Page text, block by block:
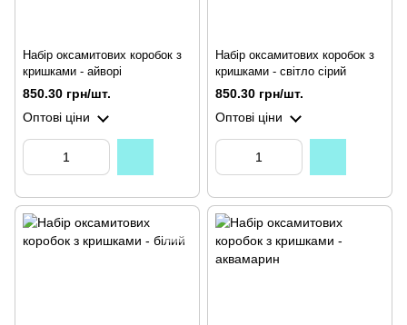
Набір оксамитових коробок з
кришками - айворі
850.30 грн/шт.
Оптові ціни
Набір оксамитових коробок з
кришками - світло сірий
850.30 грн/шт.
Оптові ціни